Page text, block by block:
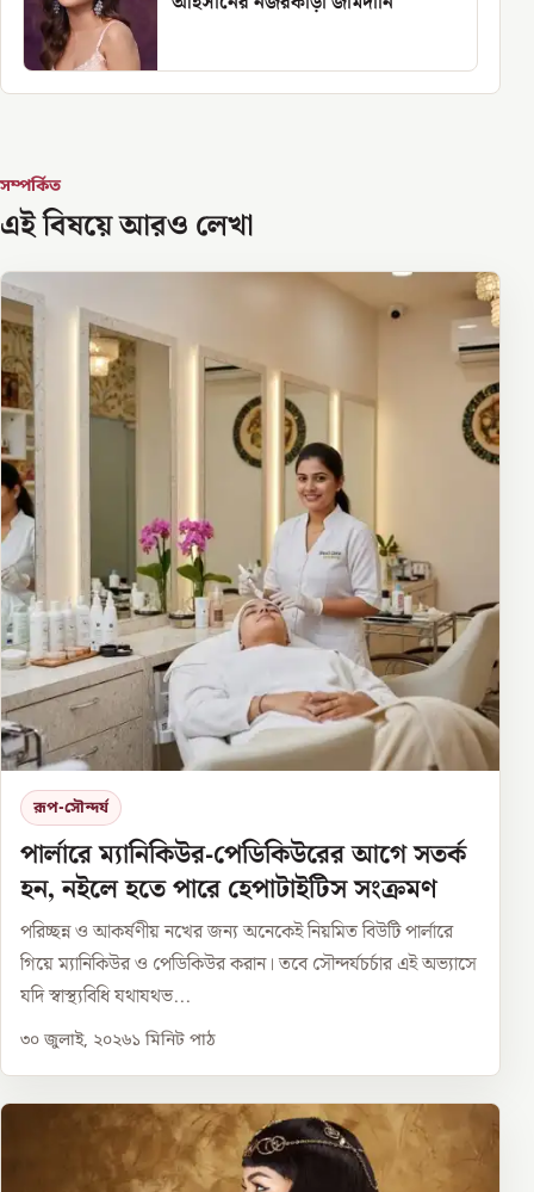
সম্পর্কিত
এই বিষয়ে আরও লেখা
রূপ-সৌন্দর্য
পার্লারে ম্যানিকিউর-পেডিকিউরের আগে সতর্ক
হন, নইলে হতে পারে হেপাটাইটিস সংক্রমণ
পরিচ্ছন্ন ও আকর্ষণীয় নখের জন্য অনেকেই নিয়মিত বিউটি পার্লারে
গিয়ে ম্যানিকিউর ও পেডিকিউর করান। তবে সৌন্দর্যচর্চার এই অভ্যাসে
যদি স্বাস্থ্যবিধি যথাযথভ...
৩০ জুলাই, ২০২৬১ মিনিট পাঠ